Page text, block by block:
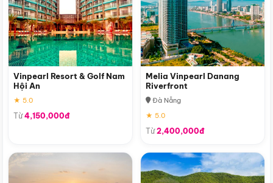
Vinpearl Resort & Golf Nam
Hội An
★ 5.0
Từ4,150,000đ
Melia Vinpearl Danang
Riverfront
Đà Nẵng
★ 5.0
Từ2,400,000đ